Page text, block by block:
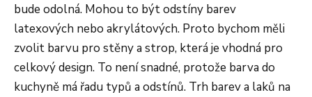
bude odolná. Mohou to být odstíny barev
latexových nebo akrylátových. Proto bychom měli
zvolit barvu pro stěny a strop, která je vhodná pro
celkový design. To není snadné, protože barva do
kuchyně má řadu typů a odstínů. Trh barev a laků na